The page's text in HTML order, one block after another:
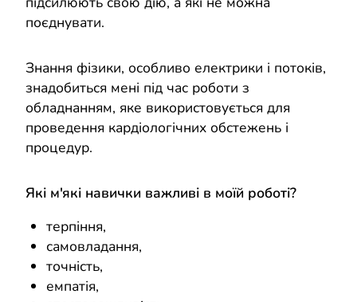
поєднувати.
Знання фізики, особливо електрики і потоків,
знадобиться мені під час роботи з
обладнанням, яке використовується для
проведення кардіологічних обстежень і
процедур.
Які м'які навички важливі в моїй роботі?
терпіння,
самовладання,
точність,
емпатія,